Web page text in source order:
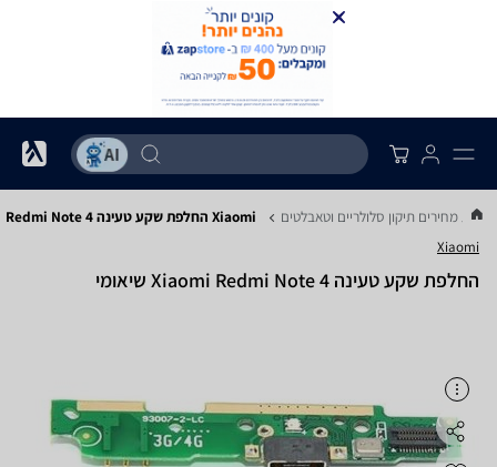
מחירים תיקון סלולריים וטאבלטים Xiaomi החלפת שקע טעינה Redmi Note 4
Xiaomi
‏החלפת שקע טעינה Xiaomi Redmi Note 4 שיאומי